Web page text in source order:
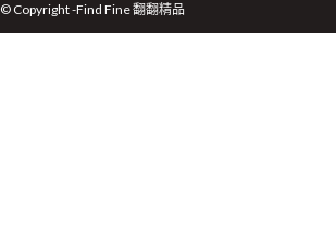
© Copyright -Find Fine 翻翻精品